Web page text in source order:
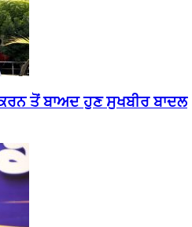
ਤੋਂ ਬਾਅਦ ਹੁਣ ਸੁਖਬੀਰ ਬਾਦਲ